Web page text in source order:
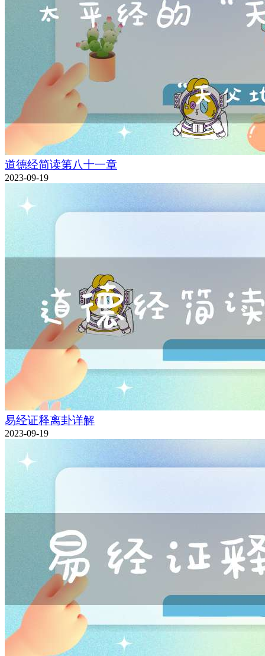
道德经简读第八十一章
2023-09-19
易经证释离卦详解
2023-09-19